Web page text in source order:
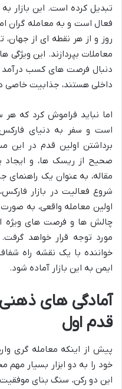
فعال است و به معامله گران
روز و از هر نقطه ای از جهان،
معاملات بپردازند. این ویژگی
دنبال فرصت های کسب درآمد
داخلی هستند، جذابیت خاصی
اما نباید فراموش کرد که هر
است و سفر به دنیای
برداشتن اولین قدم در
صحیح از ریسک ها، و
مقاله، به عنوان یک راهنمای
شروع فعالیت در بازار
اولین معامله واقعی، به
چالش ها و فرصت های ویژه ای
مورد توجه قرار خواهد
خواننده با یک نقشه راه
ایمن به این بازار آماده شود.
آمادگی های
قدم اول
پیش از اینکه معامله گری
خود را به دو ابزار بسیار
این دو رکن، سنگ بنای